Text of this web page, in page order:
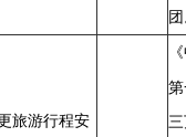
旅游行程安